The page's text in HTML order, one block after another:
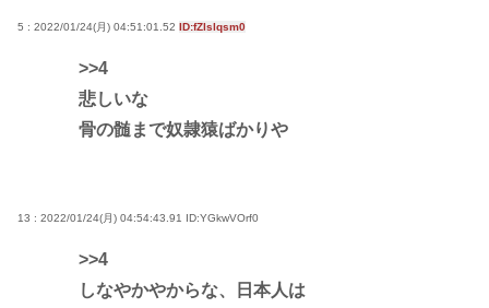
5 : 2022/01/24(月) 04:51:01.52 ID:fZlslqsm0
>>4
悲しいな
骨の髄まで奴隷猿ばかりや
13 : 2022/01/24(月) 04:54:43.91 ID:YGkwVOrf0
>>4
しなやかやからな、日本人は